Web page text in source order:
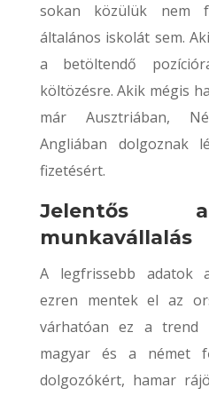
sokan közülük nem
általános iskolát sem.
a betöltendő
költözésre. Akik mégis
már Ausztriában,
Angliában dolgoznak
fizetésért.
Jelentős
munkavállalás
A legfrissebb adatok
ezren mentek el az
várhatóan ez a
magyar és a német
dolgozókért, hamar